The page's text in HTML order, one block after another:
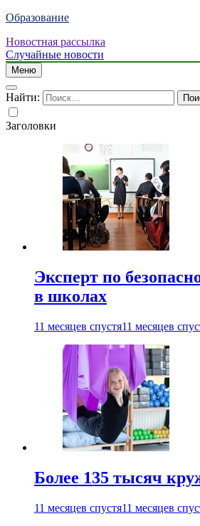
Образование
Новостная рассылка
Случайные новости
Меню
Найти:
Заголовки
Эксперт по
в школах
11 месяцев спустя11 месяцев
Более 135 тысяч
11 месяцев спустя11 месяцев